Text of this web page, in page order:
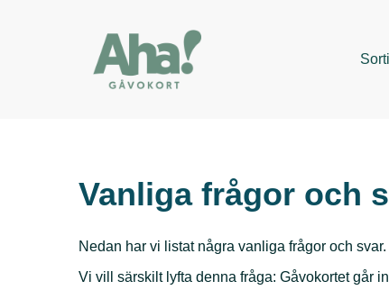
Vanliga frågor och
Nedan har vi listat några vanliga frågor och svar.
Vi vill särskilt lyfta denna fråga: Gåvokortet går